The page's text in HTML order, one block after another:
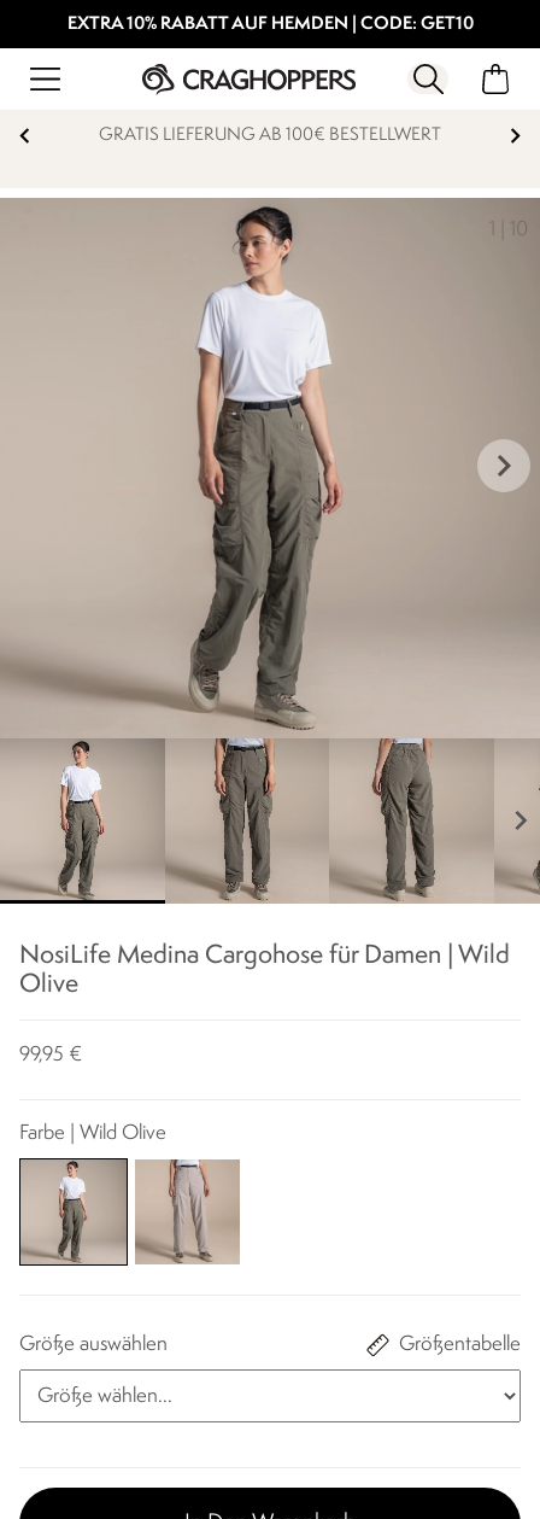
EXTRA 10% RABATT AUF HEMDEN | CODE: GET10
GRATIS LIEFERUNG AB 100€ BESTELLWERT
1 10
keyboard_arrow_right
chevron_right
NosiLife Medina Cargohose für Damen | Wild
Olive
99,95 €
Farbe | Wild Olive
Größe auswählen Größentabelle